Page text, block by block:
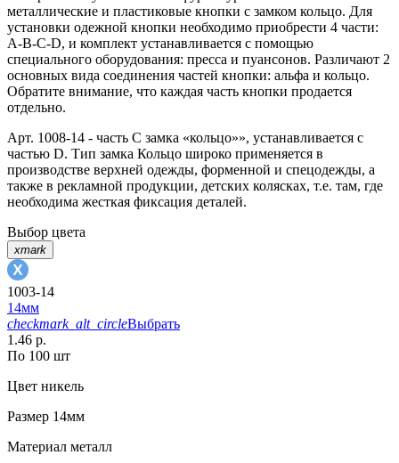
металлические и пластиковые кнопки с замком кольцо. Для
установки одежной кнопки необходимо приобрести 4 части:
A-B-C-D, и комплект устанавливается с помощью
специального оборудования: пресса и пуансонов. Различают 2
основных вида соединения частей кнопки: альфа и кольцо.
Обратите внимание, что каждая часть кнопки продается
отдельно.
Арт. 1008-14 - часть C замка «кольцо»», устанавливается с
частью D. Тип замка Кольцо широко применяется в
производстве верхней одежды, форменной и спецодежды, а
также в рекламной продукции, детских колясках, т.е. там, где
необходима жесткая фиксация деталей.
Выбор цвета
xmark
1003-14
14мм
checkmark_alt_circleВыбрать
1.46 р.
По 100 шт
Цвет никель
Размер 14мм
Материал металл